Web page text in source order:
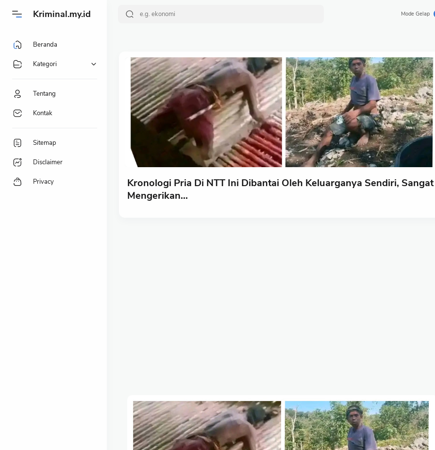
Kriminal.my.id Mode Gelap
Kronologi Pria Di NTT Ini Dibantai Oleh Keluarganya Sendiri, Sangat
Mengerikan...
Beranda
Kategori
Tentang
Kontak
Sitemap
Disclaimer
Privacy